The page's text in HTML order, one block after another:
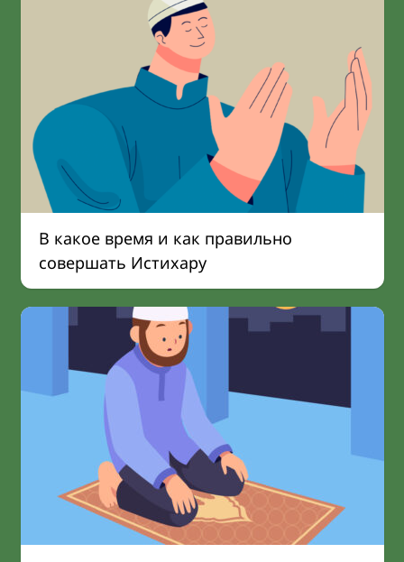
В какое время и как правильно
совершать Истихару